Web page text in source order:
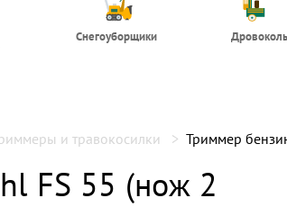
Снегоуборщики
и травокосилки Триммер
FS 55 (нож 2